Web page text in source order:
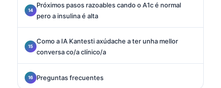
Próximos pasos razoables cando o A1c é normal
pero a insulina é alta
Como a IA Kantesti axúdache a ter unha mellor
conversa co/a clínico/a
Preguntas frecuentes